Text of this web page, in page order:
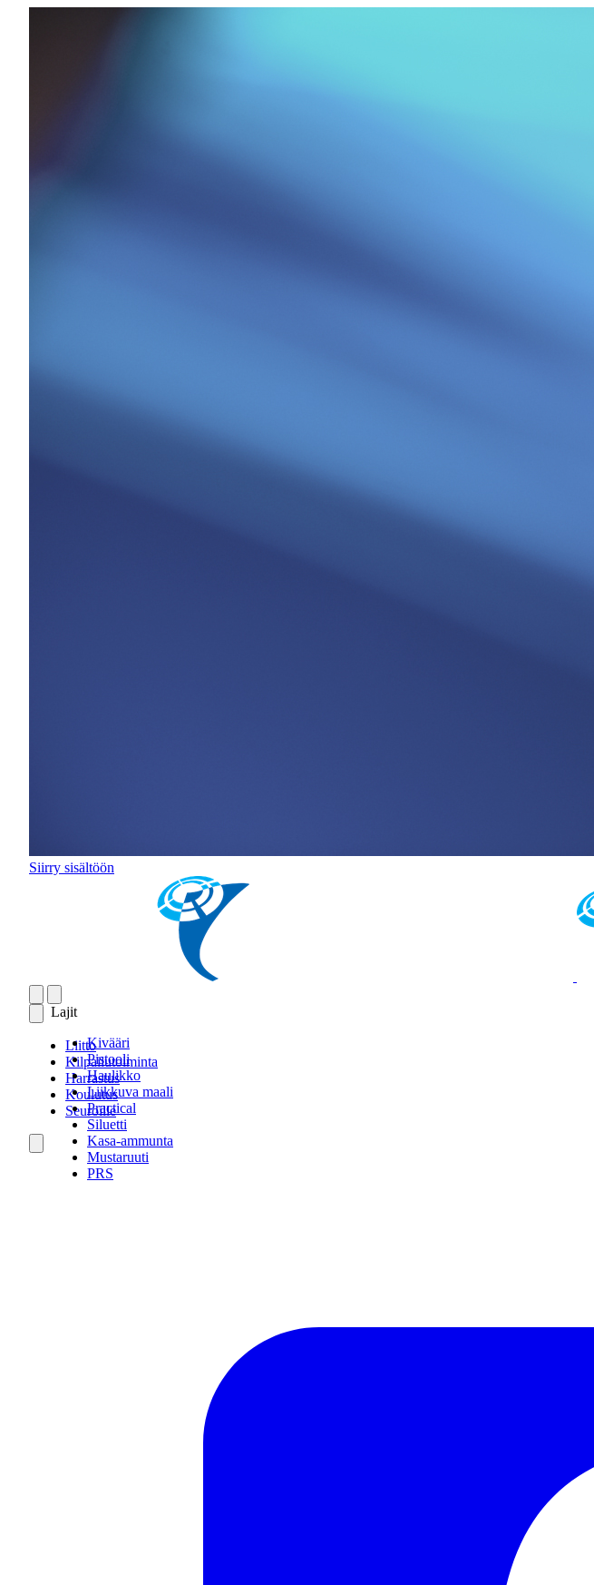
Siirry sisältöön
Lajit
Kivääri
Pistooli
Haulikko
Liikkuva maali
Practical
Siluetti
Kasa-ammunta
Mustaruuti
PRS
Liitto
Kilpailutoiminta
Harrastus
Koulutus
Seuroille